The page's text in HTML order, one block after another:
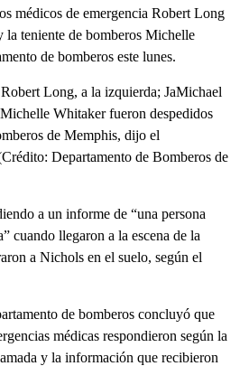
médicos de emergencia Robert Long
la teniente de bomberos Michelle
de bomberos este lunes.
Long, a la izquierda; JaMichael
Whitaker fueron despedidos
de Memphis, dijo el
Departamento de Bomberos de
a un informe de “una persona
cuando llegaron a la escena de la
a Nichols en el suelo, según el
de bomberos concluyó que
médicas respondieron según la
y la información que recibieron